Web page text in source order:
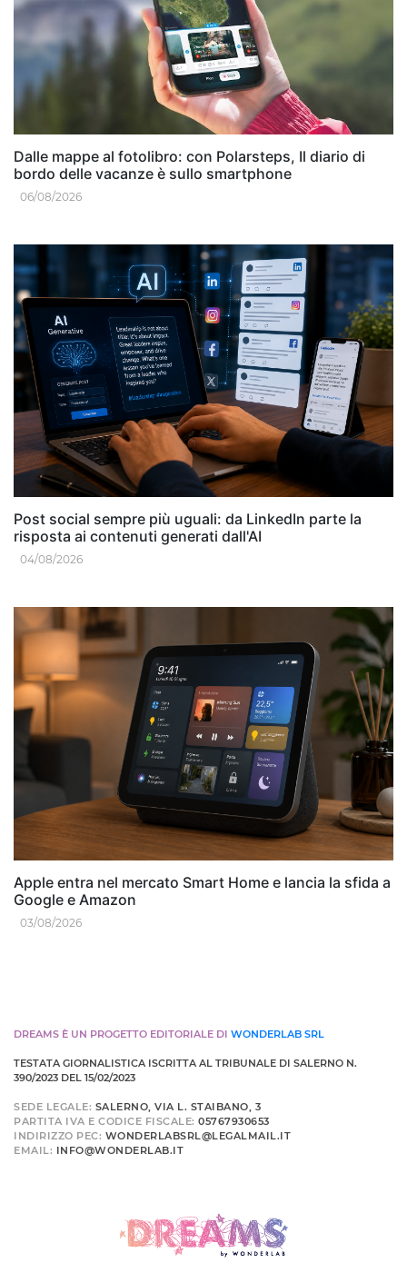
Dalle mappe al fotolibro: con Polarsteps, Il diario di
bordo delle vacanze è sullo smartphone
06/08/2026
Post social sempre più uguali: da LinkedIn parte la
risposta ai contenuti generati dall'AI
04/08/2026
Apple entra nel mercato Smart Home e lancia la sfida a
Google e Amazon
03/08/2026
DREAMS È UN PROGETTO EDITORIALE DI WONDERLAB SRL
TESTATA GIORNALISTICA ISCRITTA AL TRIBUNALE DI SALERNO N.
390/2023 DEL 15/02/2023
SEDE LEGALE: SALERNO, VIA L. STAIBANO, 3
PARTITA IVA E CODICE FISCALE: 05767930653
INDIRIZZO PEC: WONDERLABSRL@LEGALMAIL.IT
EMAIL: INFO@WONDERLAB.IT